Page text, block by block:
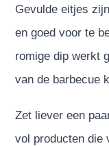
Gevulde eitjes
en goed voor te
romige dip werkt
van de barbecue
Zet liever een
vol producten die